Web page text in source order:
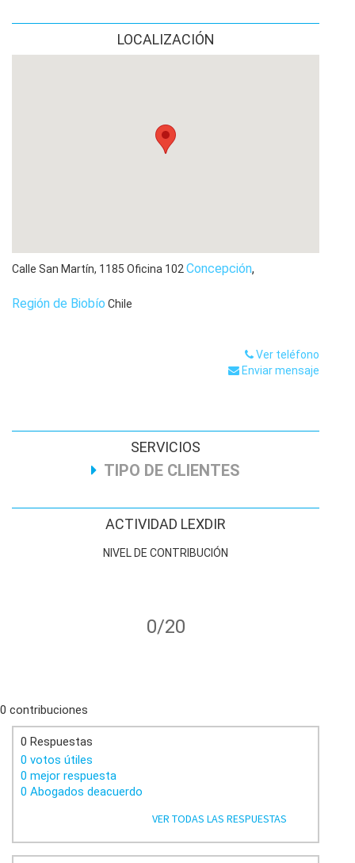
LOCALIZACIÓN
Calle San Martín, 1185 Oficina 102 Concepción,
Región de Biobío Chile
Ver teléfono
Enviar mensaje
SERVICIOS
TIPO DE CLIENTES
ACTIVIDAD LEXDIR
NIVEL DE CONTRIBUCIÓN
0/20
0 contribuciones
0 Respuestas
0 votos útiles
0 mejor respuesta
0 Abogados deacuerdo
VER TODAS LAS RESPUESTAS